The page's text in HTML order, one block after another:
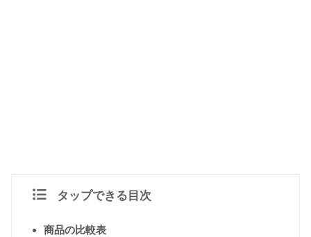
タップできる目次
商品の比較表